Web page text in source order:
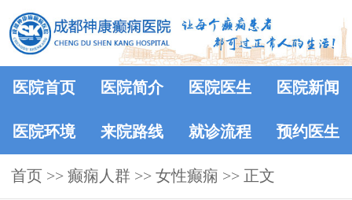
医院首页 医院简介 医院医生 医院新闻
医院环境 来院路线 就诊流程 预约医生
首页 >> 癫痫人群 >> 女性癫痫 >> 正文